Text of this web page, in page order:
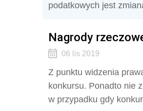
podatkowych jest
Nagrody
06 lis 2019
Z punktu widzenia
konkursu. Ponadto nie
w przypadku gdy